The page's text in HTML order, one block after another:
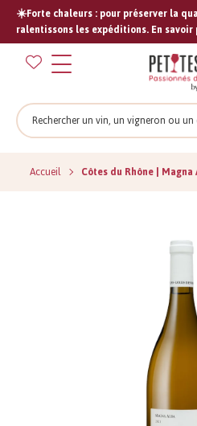
☀️Forte chaleurs : pour préserver la
ralentissons les expéditions. En savoir
Rechercher
Accueil Côtes du Rhône |